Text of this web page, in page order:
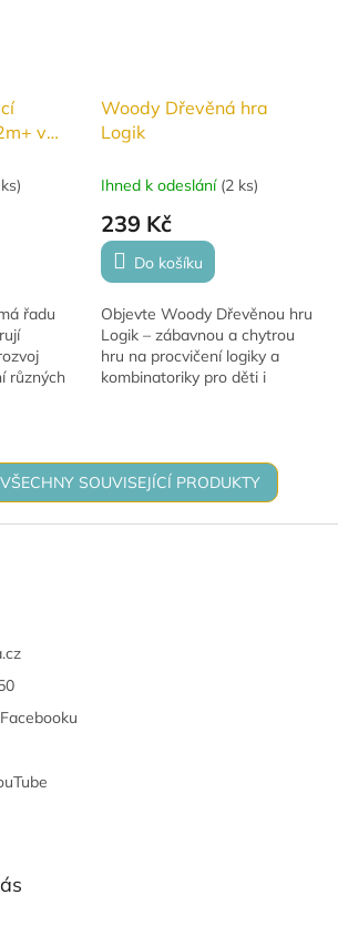
v
)
řadu
různých
Woody Dřevěná hra
Logik
Ihned k odeslání (2 ks)
239 Kč
Do košíku
Objevte Woody Dřevěnou hru
Logik – zábavnou a chytrou
hru na procvičení logiky a
kombinatoriky pro děti i
SOUVISEJÍCÍ PRODUKTY